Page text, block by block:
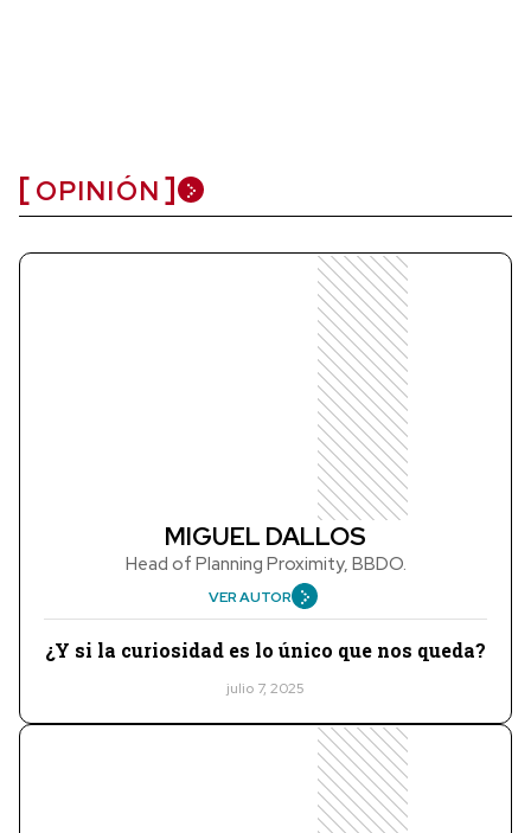
OPINIÓN
MIGUEL DALLOS
Head of Planning Proximity, BBDO.
VER AUTOR
¿Y si la curiosidad es lo único que nos queda?
julio 7, 2025